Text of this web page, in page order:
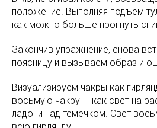
положение. Выполняя подъем
как можно больше прогнуть
Закончив упражнение, снова
поясницу и вызываем образ и
Визуализируем чакры как
восьмую чакру — как свет на
ладони над темечком. Свет